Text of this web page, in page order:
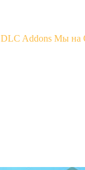
DLC Addons Мы на